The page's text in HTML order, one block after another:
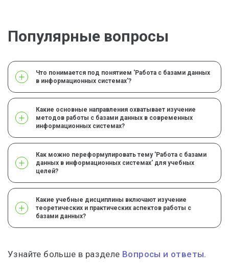
Популярные вопросы
Что понимается под понятием 'Работа с базами данных
в информационных системах'?
Какие основные направления охватывает изучение
методов работы с базами данных в современных
информационных системах?
Как можно переформулировать тему 'Работа с базами
данных в информационных системах' для учебных
целей?
Какие учебные дисциплины включают изучение
теоретических и практических аспектов работы с
базами данных?
Узнайте больше в разделе Вопросы и ответы.